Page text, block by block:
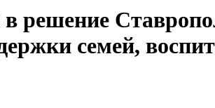
решение
семей,